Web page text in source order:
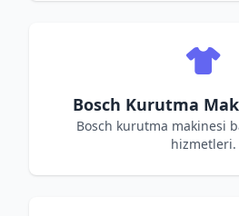
Bosch Kurutma
Bosch kurutma makinesi
hizmetleri.